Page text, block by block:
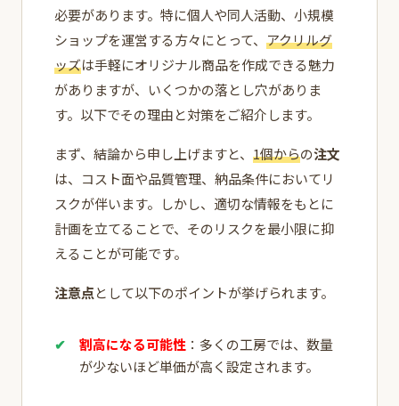
必要があります。特に個人や同人活動、小規模
ショップを運営する方々にとって、 アクリルグ
ッズは手軽にオリジナル商品を作成できる魅力
がありますが、いくつかの落とし穴がありま
す。以下でその理由と対策をご紹介します。
まず、結論から申し上げますと、 1個からの注文
は、コスト面や品質管理、納品条件においてリ
スクが伴います。しかし、適切な情報をもとに
計画を立てることで、そのリスクを最小限に抑
えることが可能です。
注意点として以下のポイントが挙げられます。
割高になる可能性 ：多くの工房では、数量
が少ないほど単価が高く設定されます。